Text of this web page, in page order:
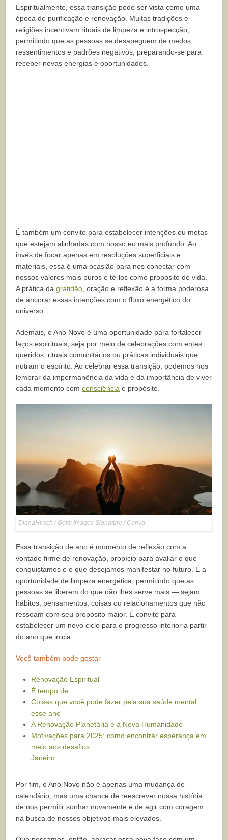
Espiritualmente, essa transição pode ser vista como uma
época de purificação e renovação. Muitas tradições e
religiões incentivam rituais de limpeza e introspecção,
permitindo que as pessoas se desapeguem de medos,
ressentimentos e padrões negativos, preparando-se para
receber novas energias e oportunidades.
É também um convite para estabelecer intenções ou metas
que estejam alinhadas com nosso eu mais profundo. Ao
invés de focar apenas em resoluções superficiais e
materiais, essa é uma ocasião para nos conectar com
nossos valores mais puros e tê-los como propósito de vida.
A prática dagratidão, oração e reflexão é a forma poderosa
de ancorar essas intenções com o fluxo energético do
universo.
Ademais, o Ano Novo é uma oportunidade para fortalecer
laços espirituais, seja por meio de celebrações com entes
queridos, rituais comunitários ou práticas individuais que
nutram o espírito. Ao celebrar essa transição, podemos nos
lembrar da impermanência da vida e da importância de viver
cada momento comconsciência e propósito.
DianaHirsch / Getty Images Signature / Canva
Essa transição de ano é momento de reflexão com a
vontade firme de renovação, propício para avaliar o que
conquistamos e o que desejamos manifestar no futuro. É a
oportunidade de limpeza energética, permitindo que as
pessoas se liberem do que não lhes serve mais — sejam
hábitos, pensamentos, coisas ou relacionamentos que não
ressoam com seu propósito maior. É convite para
estabelecer um novo ciclo para o progresso interior a partir
do ano que inicia.
Você também pode gostar
Renovação Espiritual
É tempo de…
Coisas que você pode fazer pela sua saúde mental
esse ano
A Renovação Planetária e a Nova Humanidade
Motivações para 2025: como encontrar esperança em
meio aos desafios
Janeiro
Por fim, o Ano Novo não é apenas uma mudança de
calendário, mas uma chance de reescrever nossa história,
de nos permitir sonhar novamente e de agir com coragem
na busca de nossos objetivos mais elevados.